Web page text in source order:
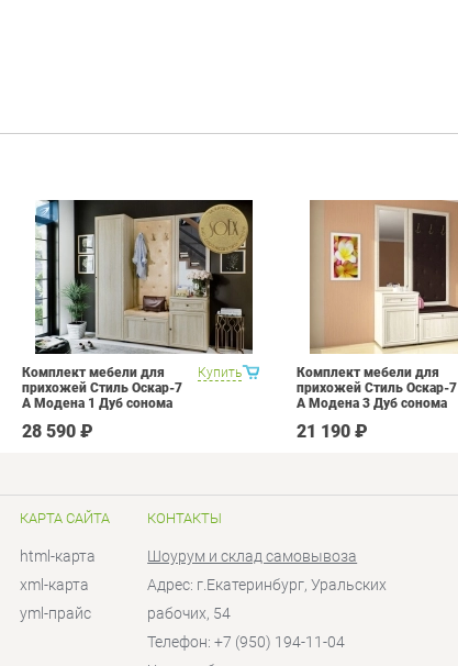
Купить
Комплект мебели для
прихожей Стиль Оскар-7
А Модена 1 Дуб сонома
28 590 ₽
Комплект мебели для
прихожей Стиль Оскар-7
А Модена 3 Дуб сонома
21 190 ₽
КАРТА САЙТА
html-карта
xml-карта
yml-прайс
КОНТАКТЫ
Шоурум и склад самовывоза
Адрес: г.Екатеринбург, Уральских
рабочих, 54
Телефон: +7 (950) 194-11-04